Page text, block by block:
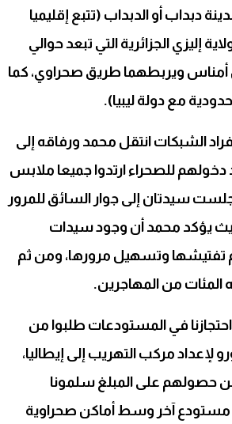
دبداب أو الدبداب (تتبع إقليميا
إليزي الجزائرية التي تبعد حوالي
أمناس ويربطهما طريق صحراوي، كما
مع دولة ليبيا).
الشبكات انتقل محمد ورفاقه إلى
دخولهم للصحراء ارتدوا جميعا ملابس
جلست سيدتان إلى جوار السائق للمرور
يؤكد محمد أن وجود سيدات
تفتيشها وتسهيل مرورها، ومن ثم
المئات من المهاجرين.
في المستودعات طلبوا من
1000 يورو لإعداد مركب التهريب إلى إيطاليا،
من حصولهم على المبلغ سلمونا
مستودع آخر وسط أماكن صحراوية